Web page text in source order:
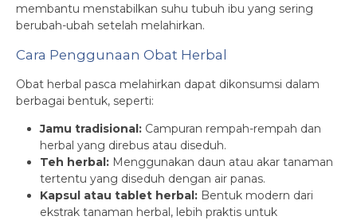
membantu menstabilkan suhu tubuh ibu yang sering
berubah-ubah setelah melahirkan.
Cara Penggunaan Obat Herbal
Obat herbal pasca melahirkan dapat dikonsumsi dalam
berbagai bentuk, seperti:
Jamu tradisional: Campuran rempah-rempah dan
herbal yang direbus atau diseduh.
Teh herbal: Menggunakan daun atau akar tanaman
tertentu yang diseduh dengan air panas.
Kapsul atau tablet herbal: Bentuk modern dari
ekstrak tanaman herbal, lebih praktis untuk